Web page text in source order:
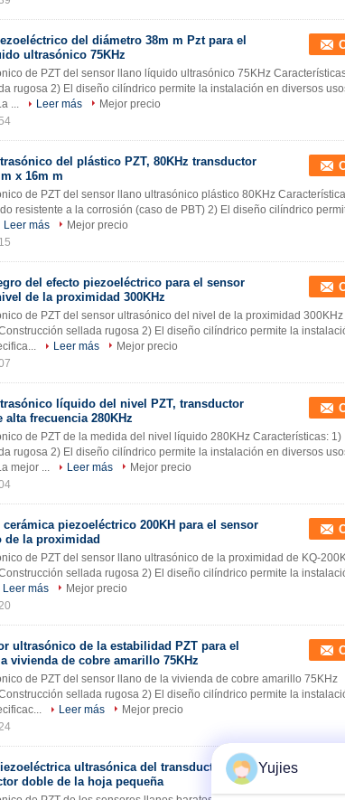
del diámetro 38m m Pzt para el
ultrasónico 75KHz
de PZT del sensor llano líquido ultrasónico 75KHz
rugosa 2) El diseño cilíndrico permite la instalación en diversos
...
Leer más
Mejor precio
del plástico PZT, 80KHz transductor
x 16m m
de PZT del sensor llano ultrasónico plástico 80KHz
resistente a la corrosión (caso de PBT) 2) El diseño cilíndrico
Leer más
Mejor precio
del efecto piezoeléctrico para el sensor
de la proximidad 300KHz
de PZT del sensor ultrasónico del nivel de la proximidad 300KHz
sellada rugosa 2) El diseño cilíndrico permite la
Leer más
Mejor precio
líquido del nivel PZT, transductor
frecuencia 280KHz
de PZT de la medida del nivel líquido 280KHz Características: 1)
rugosa 2) El diseño cilíndrico permite la instalación en diversos
mejor ...
Leer más
Mejor precio
piezoeléctrico 200KH para el sensor
de la proximidad
de PZT del sensor llano ultrasónico de la proximidad de KQ-
sellada rugosa 2) El diseño cilíndrico permite la
Leer más
Mejor precio
ultrasónico de la estabilidad PZT para el
vivienda de cobre amarillo 75KHz
de PZT del sensor llano de la vivienda de cobre amarillo 75KHz
sellada rugosa 2) El diseño cilíndrico permite la
Leer más
Mejor precio
ultrasónica del transductor
doble de la hoja pequeña
Yujies